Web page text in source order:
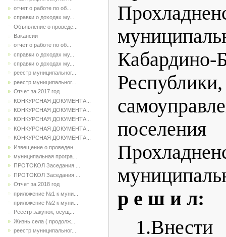
отчет о работе по об...
справки о доходах му...
Объявление о проведе...
Вакансии
отчет о работе по об...
справки о доходах му...
справки о доходах му...
реестр муниципальног...
реестр муниципальног...
Отчет за 2017 год
КОНКУРСНАЯ ДОКУМЕНТА...
КОНКУРСНАЯ ДОКУМЕНТА...
КОНКУРСНАЯ ДОКУМЕНТА...
КОНКУРСНАЯ ДОКУМЕНТА...
КОНКУРСНАЯ ДОКУМЕНТА...
Извещение о проведен...
муниципальная програ...
ПРОТОКОЛ Заседания ...
ПРОТОКОЛ Заседания ...
Отчет за 2018 год
приложение №1 к муни...
приложение №2 к муни...
Реестр закупок, осущ...
Жизнь села ( продолж...
реестр муниципальног...
Кабардино-
р е ш и л: